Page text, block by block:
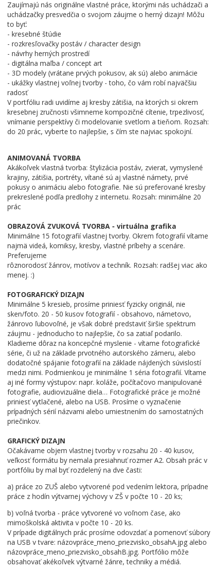
Zaujímajú nás originálne vlastné práce, ktorými nás uchádzači a
uchádzačky presvedčia o svojom záujme o herný dizajn! Môžu
to byť:
- kresebné štúdie
- rozkresľovačky postáv / character design
- návrhy herných prostredí
- digitálna maľba / concept art
- 3D modely (vrátane prvých pokusov, ak sú) alebo animácie
- ukážky vlastnej voľnej tvorby - toho, čo vám robí najväčšiu
radosť
V portfóliu radi uvidíme aj kresby zátišia, na ktorých si okrem
kresebnej zručnosti všimneme kompozičné cítenie, trpezlivosť,
vnímanie perspektívy či modelovanie svetlom a tieňom. Rozsah:
do 20 prác, vyberte to najlepšie, s čím ste najviac spokojní.
ANIMOVANÁ TVORBA
Akákoľvek vlastná tvorba: štylizácia postáv, zvierat, vymyslené
krajiny, zátišia, portréty, vítané sú aj vlastné námety, prvé
pokusy o animáciu alebo fotografie. Nie sú preferované kresby
prekreslené podľa predlohy z internetu. Rozsah: minimálne 20
prác
OBRAZOVÁ ZVUKOVÁ TVORBA - virtuálna grafika
Minimálne 15 fotografií vlastnej tvorby. Okrem fotografií vítame
najmä videá, komiksy, kresby, vlastné príbehy a scenáre.
Preferujeme
rôznorodosť žánrov, motívov a techník. Rozsah: radšej viac ako
menej. :)
FOTOGRAFICKÝ DIZAJN
Minimálne 5 kresieb, prosíme priniesť fyzicky originál, nie
sken/foto. 20 - 50 kusov fotografií - obsahovo, námetovo,
žánrovo ľubovoľné, je však dobré predstaviť širšie spektrum
záujmu - jednoducho to najlepšie, čo sa zatiaľ podarilo.
Kladieme dôraz na koncepčné myslenie - vítame fotografické
série, či už na základe prvotného autorského zámeru, alebo
dodatočné spájanie fotografií na základe nájdených súvislostí
medzi nimi. Podmienkou je minimálne 1 séria fotografií. Vítame
aj iné formy výstupov: napr. koláže, počítačovo manipulované
fotografie, audiovizuálne diela… Fotografické práce je možné
priniesť vytlačené, alebo na USB. Prosíme o vyznačenie
prípadných sérií názvami alebo umiestnením do samostatných
priečinkov.
GRAFICKÝ DIZAJN
Očakávame objem vlastnej tvorby v rozsahu 20 - 40 kusov,
veľkosť formátu by nemala presiahnuť rozmer A2. Obsah prác v
portfóliu by mal byť rozdelený na dve časti:
a) práce zo ZUŠ alebo vytvorené pod vedením lektora, prípadne
práce z hodín výtvarnej výchovy v ZŠ v počte 10 - 20 ks;
b) voľná tvorba - práce vytvorené vo voľnom čase, ako
mimoškolská aktivita v počte 10 - 20 ks.
V prípade digitálnych prác prosíme odovzdať a pomenovť súbory
na USB v tvare: názovpráce_meno_priezvisko_obsahA.jpg alebo
názovpráce_meno_priezvisko_obsahB.jpg. Portfólio môže
obsahovať akékoľvek výtvarné žánre, techniky a médiá.